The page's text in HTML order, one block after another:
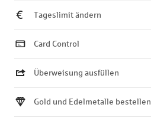
Tageslimit ändern
Card Control
Überweisung ausfüllen
Gold und Edelmetalle bestellen